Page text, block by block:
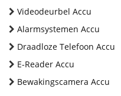
Videodeurbel Accu
Alarmsystemen Accu
Draadloze Telefoon Accu
E-Reader Accu
Bewakingscamera Accu